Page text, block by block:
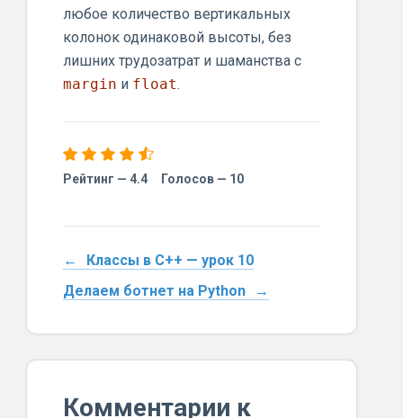
любое количество вертикальных
колонок одинаковой высоты, без
лишних трудозатрат и шаманства с
margin и float.
Рейтинг — 4.4 Голосов — 10
Классы в C++ — урок 10
Делаем ботнет на Python
Комментарии к